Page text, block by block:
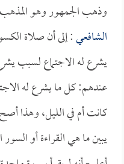
وذهب الجمهور وهو
الشافعي: إلى أن صلاة
يشرع له الاجتماع لسبب
عندهم: كل ما يشرع له
كانت أم في الليل، وهذا
يبين ما هي القراءة أو